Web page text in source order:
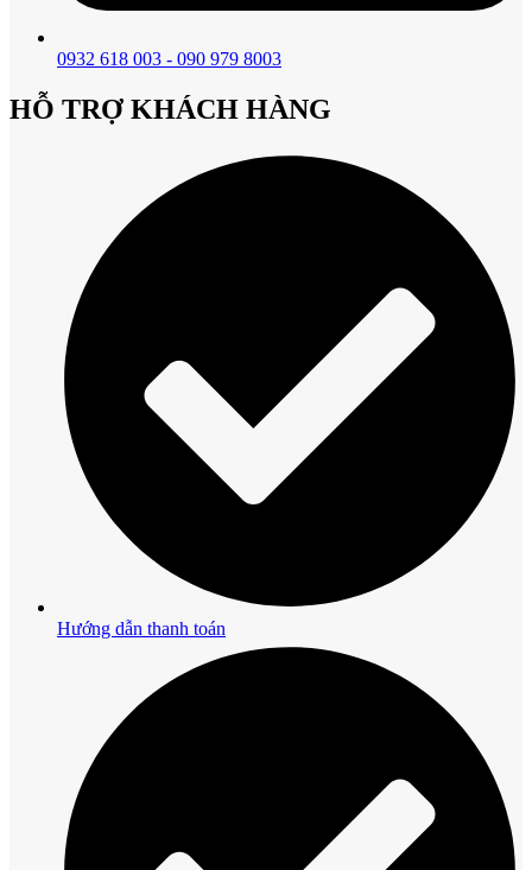
0932 618 003 - 090 979 8003
HỖ TRỢ KHÁCH HÀNG
Hướng dẫn thanh toán